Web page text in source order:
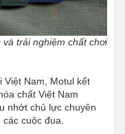
trải nghiệm chất chơi
chất Việt Nam
nhớt chủ lực chuyên
cuộc đua.